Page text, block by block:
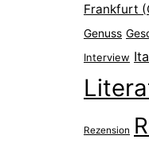
Frankfurt
Genuss
Interview
Rezension